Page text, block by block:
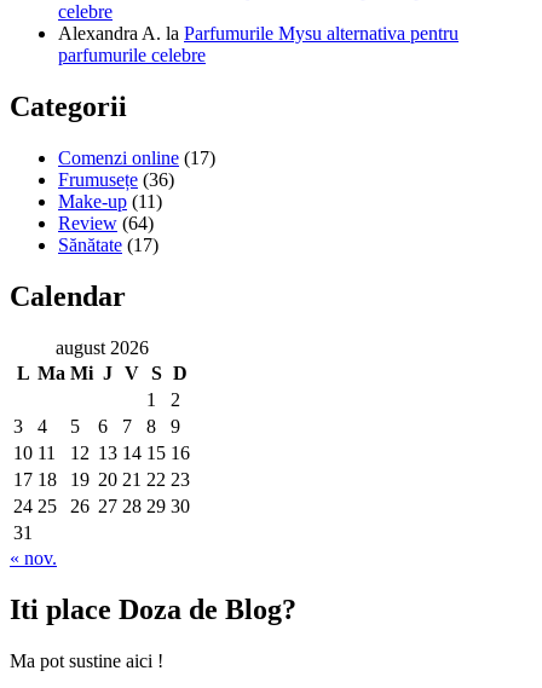
celebre
Alexandra A. la Parfumurile Mysu alternativa pentru
parfumurile celebre
Categorii
Comenzi online (17)
Frumusețe (36)
Make-up (11)
Review (64)
Sănătate (17)
Calendar
august 2026
L Ma Mi J V S D
1
2
3
4 5 6 7 8
9
10 11 12 13 14 15 16
17 18 19 20 21 22 23
24 25 26 27 28 29 30
31
« nov.
Iti place Doza de Blog?
Ma pot sustine aici !